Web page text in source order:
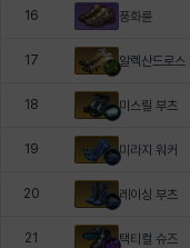
16 풍화륜
17 알렉산드로스
18 미스릴 부츠
19 미라지 워커
20 레이싱 부츠
21 택티컬 슈즈